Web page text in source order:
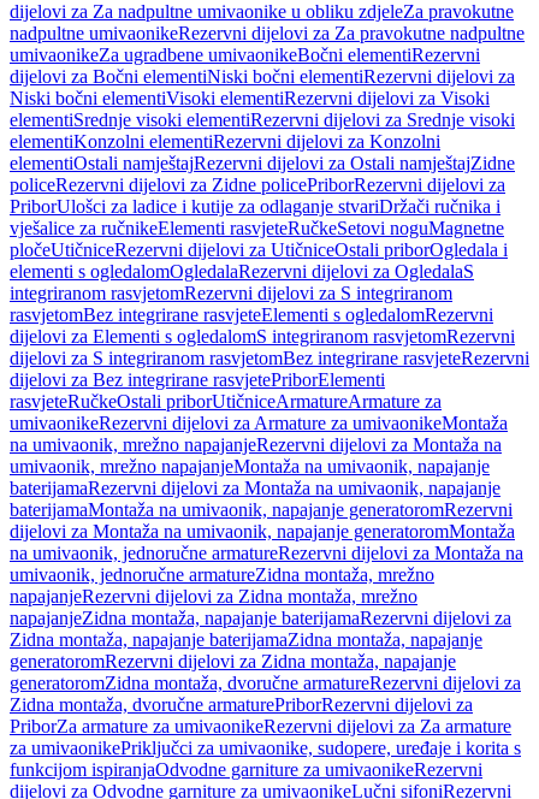
dijelovi za Za nadpultne umivaonike u obliku zdjeleZa pravokutne
nadpultne umivaonikeRezervni dijelovi za Za pravokutne nadpultne
umivaonikeZa ugradbene umivaonikeBočni elementiRezervni
dijelovi za Bočni elementiNiski bočni elementiRezervni dijelovi za
Niski bočni elementiVisoki elementiRezervni dijelovi za Visoki
elementiSrednje visoki elementiRezervni dijelovi za Srednje visoki
elementiKonzolni elementiRezervni dijelovi za Konzolni
elementiOstali namještajRezervni dijelovi za Ostali namještajZidne
policeRezervni dijelovi za Zidne policePriborRezervni dijelovi za
PriborUlošci za ladice i kutije za odlaganje stvariDržači ručnika i
vješalice za ručnikeElementi rasvjeteRučkeSetovi noguMagnetne
pločeUtičniceRezervni dijelovi za UtičniceOstali priborOgledala i
elementi s ogledalomOgledalaRezervni dijelovi za OgledalaS
integriranom rasvjetomRezervni dijelovi za S integriranom
rasvjetomBez integrirane rasvjeteElementi s ogledalomRezervni
dijelovi za Elementi s ogledalomS integriranom rasvjetomRezervni
dijelovi za S integriranom rasvjetomBez integrirane rasvjeteRezervni
dijelovi za Bez integrirane rasvjetePriborElementi
rasvjeteRučkeOstali priborUtičniceArmatureArmature za
umivaonikeRezervni dijelovi za Armature za umivaonikeMontaža
na umivaonik, mrežno napajanjeRezervni dijelovi za Montaža na
umivaonik, mrežno napajanjeMontaža na umivaonik, napajanje
baterijamaRezervni dijelovi za Montaža na umivaonik, napajanje
baterijamaMontaža na umivaonik, napajanje generatoromRezervni
dijelovi za Montaža na umivaonik, napajanje generatoromMontaža
na umivaonik, jednoručne armatureRezervni dijelovi za Montaža na
umivaonik, jednoručne armatureZidna montaža, mrežno
napajanjeRezervni dijelovi za Zidna montaža, mrežno
napajanjeZidna montaža, napajanje baterijamaRezervni dijelovi za
Zidna montaža, napajanje baterijamaZidna montaža, napajanje
generatoromRezervni dijelovi za Zidna montaža, napajanje
generatoromZidna montaža, dvoručne armatureRezervni dijelovi za
Zidna montaža, dvoručne armaturePriborRezervni dijelovi za
PriborZa armature za umivaonikeRezervni dijelovi za Za armature
za umivaonikePriključci za umivaonike, sudopere, uređaje i korita s
funkcijom ispiranjaOdvodne garniture za umivaonikeRezervni
dijelovi za Odvodne garniture za umivaonikeLučni sifoniRezervni